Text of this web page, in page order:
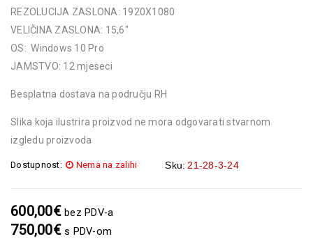
REZOLUCIJA ZASLONA: 1920X1080
VELIČINA ZASLONA: 15,6″
OS: Windows 10 Pro
JAMSTVO: 12 mjeseci
Besplatna dostava na području RH
Slika koja ilustrira proizvod ne mora odgovarati stvarnom
izgledu proizvoda
Dostupnost: Nema na zalihi Sku: 21-28-3-24
600,00€ bez PDV-a
750,00€s PDV-om